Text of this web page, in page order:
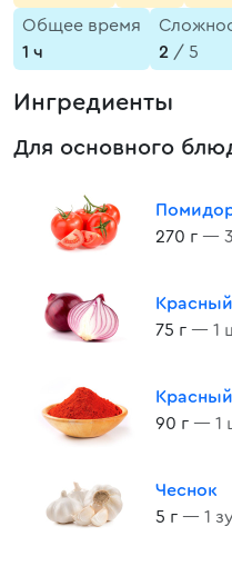
Общее время
1 ч
2 / 5
Ингредиенты
Для основного
270 г —
75 г — 1
90 г — 1
Чеснок
5 г — 1